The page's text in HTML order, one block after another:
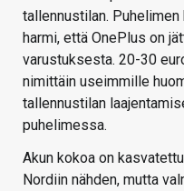
tallennustilan.
harmi, että OnePlus on
varustuksesta. 20-30
nimittäin useimmille
tallennustilan
puhelimessa.
Akun kokoa on
Nordiin nähden, mutta